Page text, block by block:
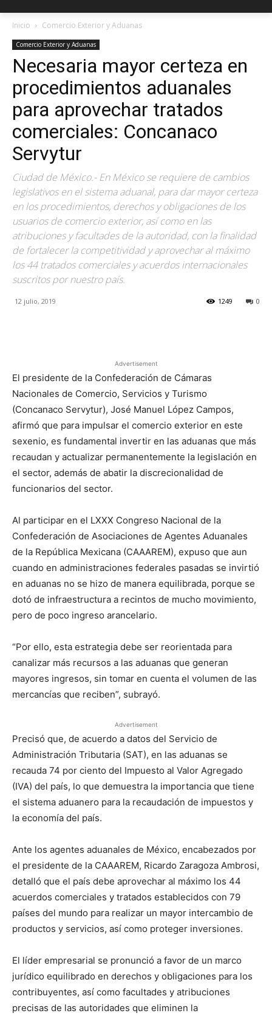
Inicio Comercio Exterior y Aduanas
Comercio Exterior y Aduanas
Necesaria mayor certeza en
procedimientos aduanales
para aprovechar tratados
comerciales: Concanaco
Servytur
Ciudad de México.- En México se requiere de cambios
legislativos en el sistema aduanal, para dar mayor certeza
en los procedimientos, derechos y obligaciones de los
usuarios de comercio exterior, así como en las
atribuciones y facultades de la autoridad, con la finalidad
de fortalecer la competitividad y aprovechar al máximo
los 44 tratados comerciales y acuerdos internacionales
suscritos por nuestro país.
12 julio, 2019 0
1249
Advertisement
El presidente de la Confederación de Cámaras
Nacionales de Comercio, Servicios y Turismo
(Concanaco Servytur), José Manuel López Campos,
afirmó que para impulsar el comercio exterior en este
sexenio, es fundamental invertir en las aduanas que más
recaudan y actualizar permanentemente la legislación en
el sector, además de abatir la discrecionalidad de
funcionarios del sector.
Al participar en el LXXX Congreso Nacional de la
Confederación de Asociaciones de Agentes Aduanales
de la República Mexicana (CAAAREM), expuso que aun
cuando en administraciones federales pasadas se invirtió
en aduanas no se hizo de manera equilibrada, porque se
dotó de infraestructura a recintos de mucho movimiento,
pero de poco ingreso arancelario.
“Por ello, esta estrategia debe ser reorientada para
canalizar más recursos a las aduanas que generan
mayores ingresos, sin tomar en cuenta el volumen de las
mercancías que reciben”, subrayó.
Advertisement
Precisó que, de acuerdo a datos del Servicio de
Administración Tributaria (SAT), en las aduanas se
recauda 74 por ciento del Impuesto al Valor Agregado
(IVA) del país, lo que demuestra la importancia que tiene
el sistema aduanero para la recaudación de impuestos y
la economía del país.
Ante los agentes aduanales de México, encabezados por
el presidente de la CAAAREM, Ricardo Zaragoza Ambrosi,
detalló que el país debe aprovechar al máximo los 44
acuerdos comerciales y tratados establecidos con 79
países del mundo para realizar un mayor intercambio de
productos y servicios, así como proteger inversiones.
El líder empresarial se pronunció a favor de un marco
jurídico equilibrado en derechos y obligaciones para los
contribuyentes, así como facultades y atribuciones
precisas de las autoridades que eliminen la